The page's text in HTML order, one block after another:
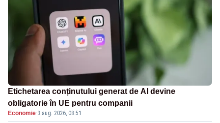
Etichetarea conținutului generat de AI devine
obligatorie în UE pentru companii
Economie·3 aug. 2026, 08:51